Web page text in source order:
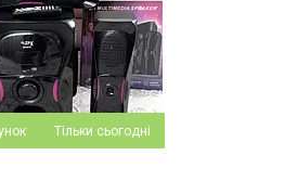
Тільки сьогодні